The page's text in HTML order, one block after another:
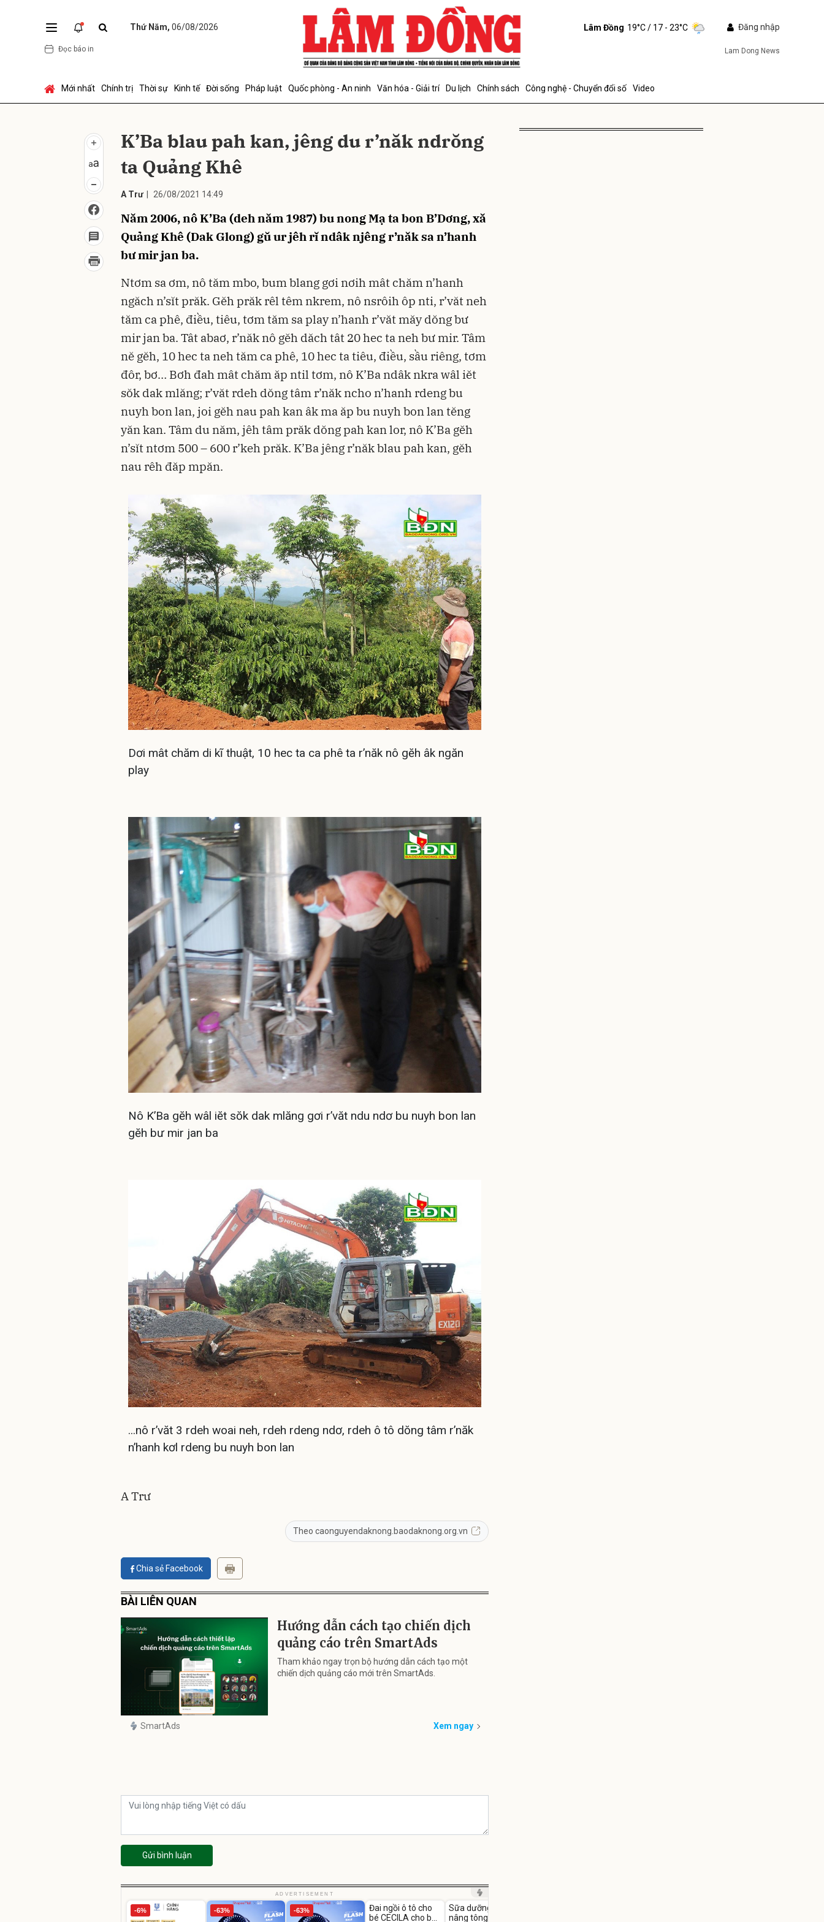
Thứ Năm, 06/08/2026
Đọc báo in
Lâm Đồng 19°C/ 17 - 23°C Đăng nhập
Lam Dong News
Mới nhất Chính trị Thời sự Kinh tế Đời sống Pháp luật Quốc phòng - An ninh Văn hóa - Giải trí Du lịch Chính sách Công nghệ - Chuyển đổi số Video
K’Ba blau pah kan, jêng du r’năk ndrŏng
ta Quảng Khê
A Trư 26/08/2021 14:49
Năm 2006, nô K’Ba (deh năm 1987) bu nong Mạ ta bon B’Dơng, xă
Quảng Khê (Dak Glong) gŭ ur jêh rĭ ndâk njêng r’năk sa n’hanh
bư mir jan ba.
Ntơm sa ơm, nô tăm mbo, bum blang gơi nơih mât chăm n’hanh
ngăch n’sĭt prăk. Gĕh prăk rêl têm nkrem, nô nsrôih ôp nti, r’văt neh
tăm ca phê, điều, tiêu, tơm tăm sa play n’hanh r’văt măy dŏng bư
mir jan ba. Tât abaơ, r’năk nô gĕh dăch tât 20 hec ta neh bư mir. Tâm
nĕ gĕh, 10 hec ta neh tăm ca phê, 10 hec ta tiêu, điều, sầu riêng, tơm
đôr, bơ… Bơh đah mât chăm ăp ntil tơm, nô K’Ba ndâk nkra wâl iĕt
sŏk dak mlăng; r’văt rdeh dŏng tâm r’năk ncho n’hanh rdeng bu
nuyh bon lan, joi gĕh nau pah kan âk ma ăp bu nuyh bon lan tĕng
yăn kan. Tâm du năm, jêh tâm prăk dŏng pah kan lor, nô K’Ba gĕh
n’sĭt ntơm 500 – 600 r’keh prăk. K’Ba jêng r’năk blau pah kan, gĕh
nau rêh đăp mpăn.
Dơi mât chăm di kĩ thuật, 10 hec ta ca phê ta r’năk nô gĕh âk ngăn
play
Nô K’Ba gĕh wâl iĕt sŏk dak mlăng gơi r’văt ndu ndơ bu nuyh bon lan
gĕh bư mir jan ba
...nô r’văt 3 rdeh woai neh, rdeh rdeng ndơ, rdeh ô tô dŏng tâm r’năk
n’hanh kơl rdeng bu nuyh bon lan
A Trư
Theo caonguyendaknong.baodaknong.org.vn
Chia sẻ Facebook
BÀI LIÊN QUAN
Hướng dẫn cách tạo chiến dịch
quảng cáo trên SmartAds
Tham khảo ngay trọn bộ hướng dẫn cách tạo một
chiến dịch quảng cáo mới trên SmartAds.
SmartAds Xem ngay
Gửi bình luận
ADVERTISEMENT
-6% -63% -63%
Đai ngồi ô tô cho
bé CECILA cho bé
-27%
Unmute
Sữa dưỡng thể
nâng tông tức thì
Gửi bình luận